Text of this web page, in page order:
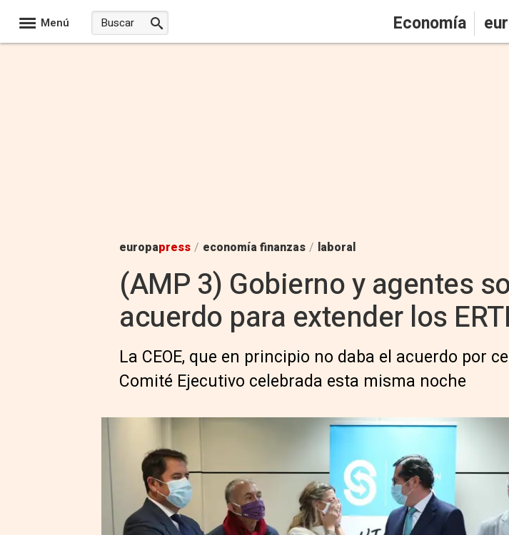
Menú Economía
europapress / economía finanzas / laboral
(AMP 3) Gobierno y agentes
acuerdo para extender los
La CEOE, que en principio no daba el acuerdo por
Comité Ejecutivo celebrada esta misma noche